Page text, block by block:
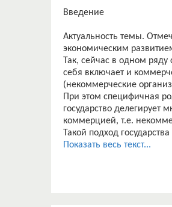
Введение
Актуальность темы.
экономическим
Так, сейчас в одном
себя включает и
(некоммерческие
При этом специфичная
государство делегирует
коммерцией, т.е.
Такой подход
соцсферу, а также
Показать весь текст...